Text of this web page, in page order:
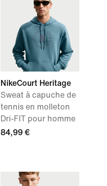
NikeCourt Heritage
Sweat à capuche de
tennis en molleton
Dri-FIT pour homme
84,99 €